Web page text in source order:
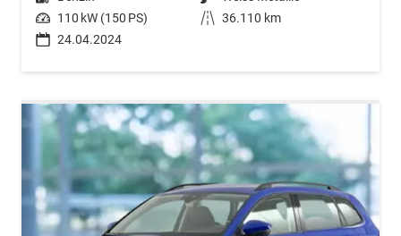
Leistung 110 kW (150 PS) Kilometerstand 36.110 km
24.04.2024